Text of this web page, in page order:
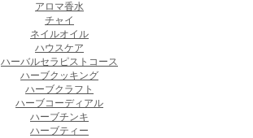
アロマ香水
チャイ
ネイルオイル
ハウスケア
ハーバルセラピストコース
ハーブクッキング
ハーブクラフト
ハーブコーディアル
ハーブチンキ
ハーブティー